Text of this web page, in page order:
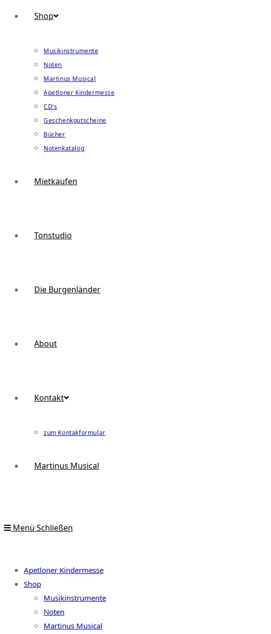
Shop
Musikinstrumente
Noten
Martinus Musical
Apetloner Kindermesse
CD’s
Geschenkgutscheine
Bücher
Notenkatalog
Mietkaufen
Tonstudio
Die Burgenländer
About
Kontakt
zum Kontakformular
Martinus Musical
Menü Schließen
Apetloner Kindermesse
Shop
Musikinstrumente
Noten
Martinus Musical